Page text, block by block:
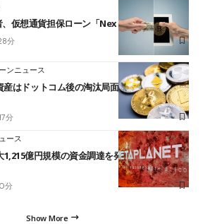
仮想通貨担保ローン「Nex Meta」を発表
分
ンニュース
はドットコム後の淘汰局面」──勝者は少数
分
ース
1,215億円規模の資金調達を発表──BTC買増し
分
Show More